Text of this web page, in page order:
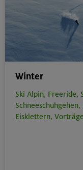
Winter
Ski Alpin, Freeride,
Schneeschuhgehen,
Eisklettern, Vorträge